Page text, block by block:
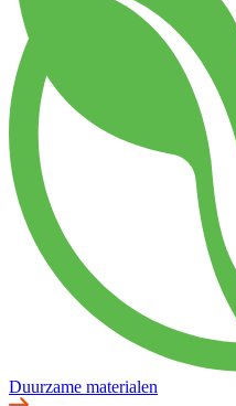
Duurzame materialen